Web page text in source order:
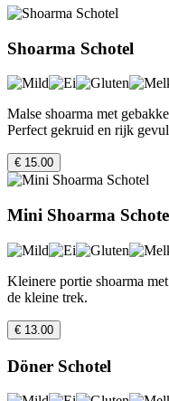
Shoarma Schotel
Malse shoarma met
Perfect gekruid en rijk
€ 15.00
Mini Shoarma
Kleinere portie shoarma
de kleine trek.
€ 13.00
Döner Schotel